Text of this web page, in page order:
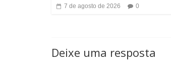
7 de agosto de 2026 0
Deixe uma resposta